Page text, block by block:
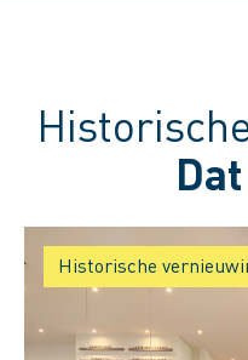
Historische